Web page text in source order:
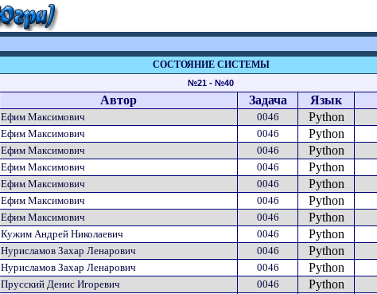
СОСТОЯНИЕ СИСТЕМЫ
№21 - №40
Автор Задача Язык
Ефим Максимович 0046 Python
Ефим Максимович 0046 Python
Ефим Максимович 0046 Python
Ефим Максимович 0046 Python
Ефим Максимович 0046 Python
Ефим Максимович 0046 Python
Ефим Максимович 0046 Python
Кужим Андрей Николаевич 0046 Python
Нурисламов Захар Ленарович 0046 Python
Нурисламов Захар Ленарович 0046 Python
Прусский Денис Игоревич 0046 Python